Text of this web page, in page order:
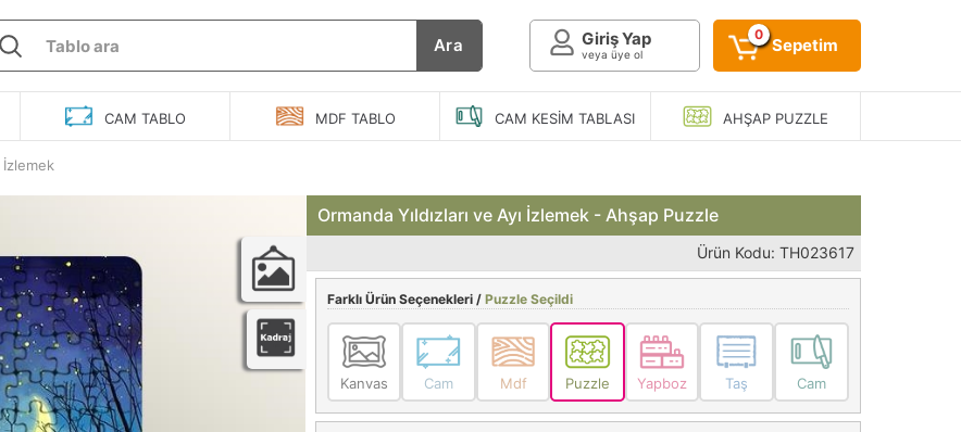
Ara Giriş Yap
veya üye ol
0
Sepetim
CAM TABLO MDF TABLO CAM KESIM TABLASI AHŞAPPUZZLE
İzlemek
Ormanda Yıldızları ve Ayı İzlemek - Ahşap Puzzle
Ürün Kodu: TH023617
Farklı Ürün Seçenekleri / Puzzle Seçildi
Kanvas Cam Mdf Puzzle Yapboz Taş Cam